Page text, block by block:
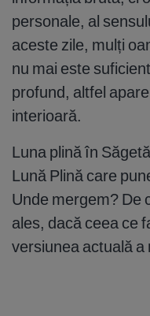
personale, al
aceste zile, mulți
nu mai este
profund, altfel
interioară.
Luna plină în
Lună Plină care
Unde mergem? De
ales, dacă ceea ce
versiunea actuală a